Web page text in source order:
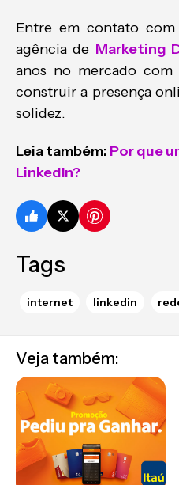
Entre em contato
agência de Marketing
anos no mercado com
construir a presença
solidez.
Leia também: Por que
LinkedIn?
Tags
internet linkedin
Veja também: